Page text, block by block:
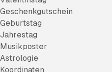
Geschenkgutschein
Geburtstag
Jahrestag
Musikposter
Astrologie
Koordinaten